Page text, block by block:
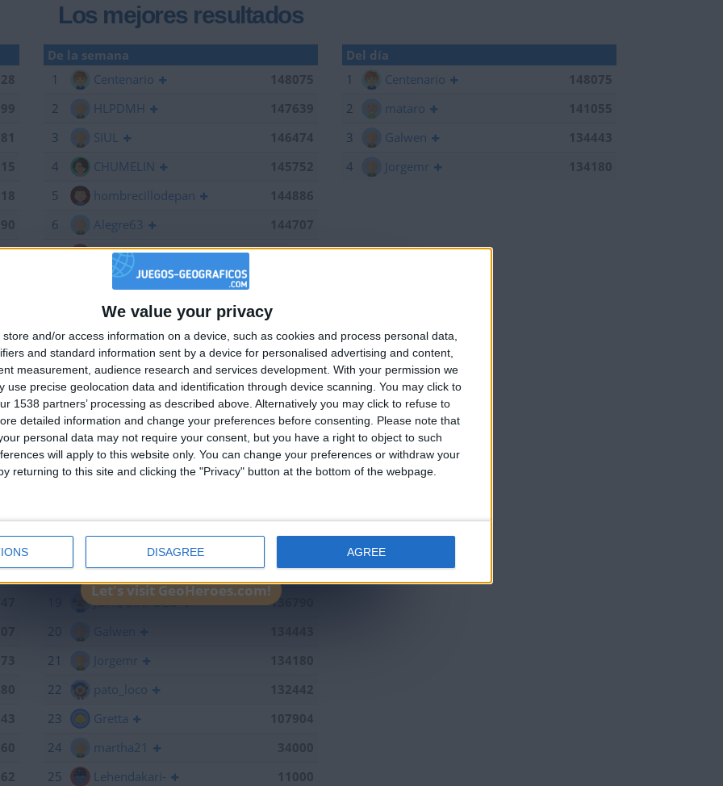
We value your privacy
store and/or access information on a device, such as cookies and process personal data,
and standard information sent by a device for personalised advertising and content,
measurement, audience research and services development. With your permission we
use precise geolocation data and identification through device scanning. You may click to
1538 partners’ processing as described above. Alternatively you may click to refuse to
detailed information and change your preferences before consenting.
Please note that
personal data may not require your consent, but you have a right to object to such
will apply to this website only. You can change your preferences or withdraw your
returning to this site and clicking the "Privacy" button at the bottom of the webpage.
DISAGREE AGREE
Los mejores resultados
De la semana
1
Centenario
148075
2
HLPDMH
3
SIUL
146474
4
CHUMELIN
5
hombrecillodepan
144886
6
Alegre63
7
Bodero
144673
maherlo
karawankenwolf
143161
10
RUYDIAZ
142126
11
albamancha
142124
12
TNT
142101
13
mataro
141055
14
Antares41$
140928
18
teresa urzainki
137308
JOAQUINPOLO
136790
20
Galwen
21
Jorgemr
22
pato_loco
23
Gretta
24
martha21
25
Lehendakari-
Del día
1
Centenario
148075
2
mataro
3
Galwen
134443
4
Jorgemr
🇺🇸 We noticed you’re visiting from
an English-speaking country
Join our American version now and be among
the firsts to submit your score on our
leaderboards!
Let's visit GeoHeroes.com!